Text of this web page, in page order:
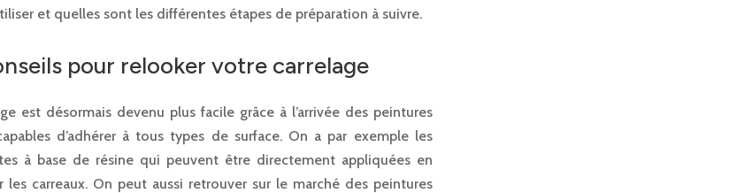
et quelles sont les différentes étapes de préparation à suivre.
pour relooker votre carrelage
est désormais devenu plus facile grâce à l’arrivée des peintures
d’adhérer à tous types de surface. On a par exemple les
à base de résine qui peuvent être directement appliquées en
les carreaux. On peut aussi retrouver sur le marché des peintures